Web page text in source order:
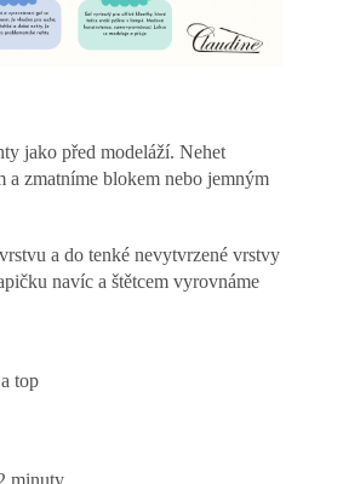
jako před modeláží. Nehet
a zmatníme blokem nebo jemným
a do tenké nevytvrzené vrstvy
navíc a štětcem vyrovnáme
top